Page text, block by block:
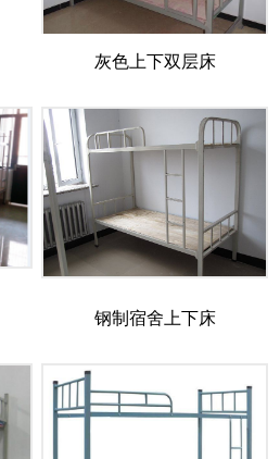
灰色上下双层床
钢制宿舍上下床